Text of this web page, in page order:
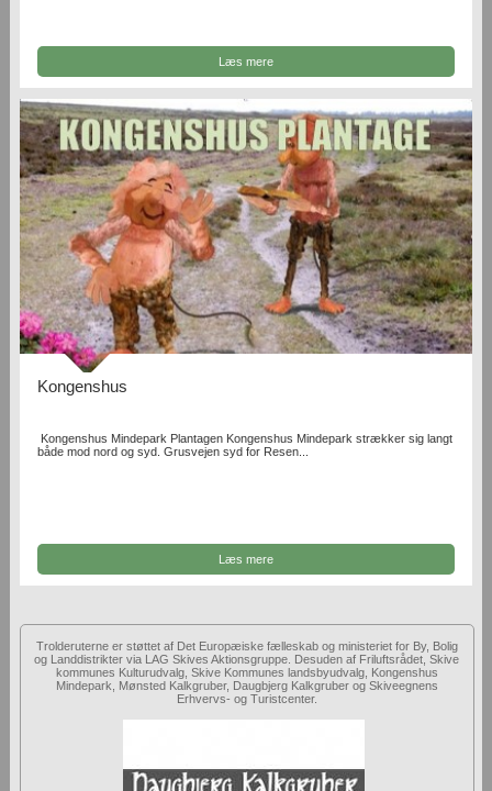
Læs mere
Kongenshus
Kongenshus Mindepark Plantagen Kongenshus Mindepark strækker sig langt
både mod nord og syd. Grusvejen syd for Resen...
Læs mere
Trolderuterne er støttet af Det Europæiske fælleskab og ministeriet for By, Bolig
og Landdistrikter via LAG Skives Aktionsgruppe. Desuden af Friluftsrådet, Skive
kommunes Kulturudvalg, Skive Kommunes landsbyudvalg, Kongenshus
Mindepark, Mønsted Kalkgruber, Daugbjerg Kalkgruber og Skiveegnens
Erhvervs- og Turistcenter.